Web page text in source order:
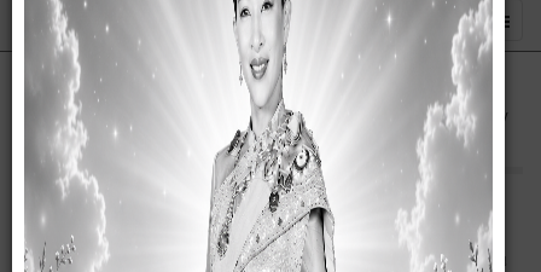
นโยบายการคุ้มครองข้อมูลส่วนบุคคล (Privacy
Notice) ประจำปีงบประมาณ พ.ศ.2566
30 กันยายน 2566
นโยบายการคุ้มครองข้อมูลส่วนบุคคล (Privacy Notice) ประจำปีงบประมาณ